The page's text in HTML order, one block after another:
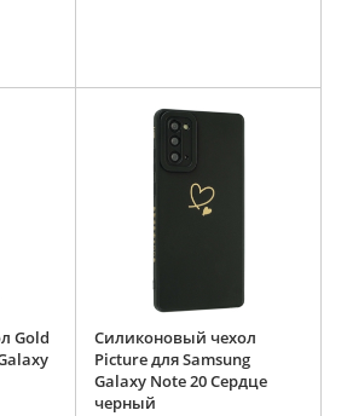
Gold
Силиконовый чехол
Picture для Samsung
Galaxy Note 20 Сердце
черный